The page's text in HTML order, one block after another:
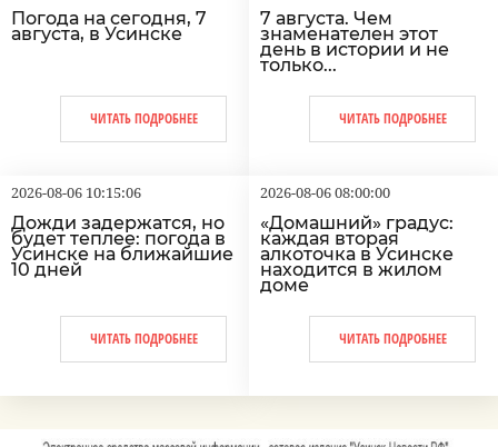
Погода на сегодня, 7
августа, в Усинске
ЧИТАТЬ ПОДРОБНЕЕ
7 августа. Чем
знаменателен этот
день в истории и не
только...
ЧИТАТЬ ПОДРОБНЕЕ
2026-08-06 10:15:06
Дожди задержатся, но
будет теплее: погода в
Усинске на ближайшие
10 дней
ЧИТАТЬ ПОДРОБНЕЕ
2026-08-06 08:00:00
«Домашний» градус:
каждая вторая
алкоточка в Усинске
находится в жилом
доме
ЧИТАТЬ ПОДРОБНЕЕ